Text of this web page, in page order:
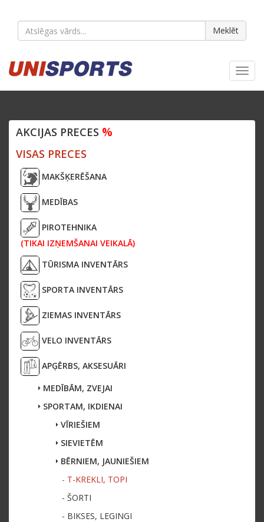
Meklēt
AKCIJAS PRECES %
VISAS PRECES
MAKŠĶERĒŠANA
MEDĪBAS
PIROTEHNIKA
(TIKAI IZŅEMŠANAI VEIKALĀ)
TŪRISMA INVENTĀRS
SPORTA INVENTĀRS
ZIEMAS INVENTĀRS
VELO INVENTĀRS
APĢĒRBS, AKSESUĀRI
MEDĪBĀM, ZVEJAI
SPORTAM, IKDIENAI
VĪRIEŠIEM
SIEVIETĒM
BĒRNIEM, JAUNIEŠIEM
- T-KREKLI, TOPI
- ŠORTI
- BIKSES, LEGINGI